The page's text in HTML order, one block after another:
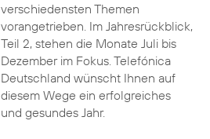
verschiedensten Themen
vorangetrieben. Im Jahresrückblick,
Teil 2, stehen die Monate Juli bis
Dezember im Fokus. Telefónica
Deutschland wünscht Ihnen auf
diesem Wege ein erfolgreiches
und gesundes Jahr.